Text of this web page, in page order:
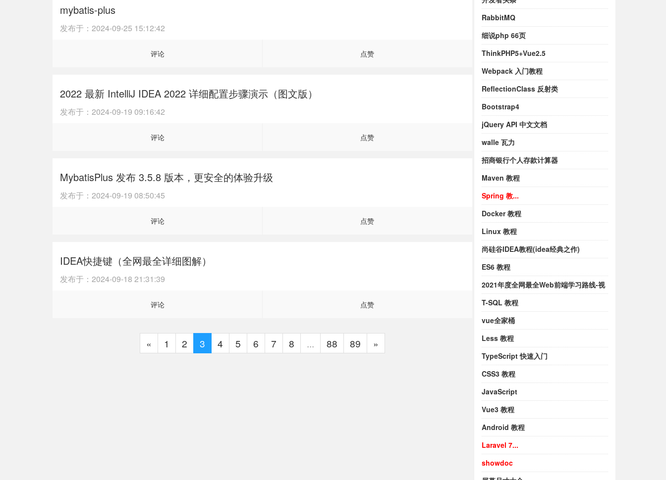
mybatis-plus
发布于：2024-09-25 15:12:42
评论 点赞
2022 最新 IntelliJ IDEA 2022 详细配置步骤演示（图文版）
发布于：2024-09-19 09:16:42
评论 点赞
MybatisPlus 发布 3.5.8 版本，更安全的体验升级
发布于：2024-09-19 08:50:45
评论 点赞
IDEA快捷键（全网最全详细图解）
发布于：2024-09-18 21:31:39
评论 点赞
« 1 2 3 4 5 6 7 8 ... 88 89 »
RabbitMQ
细说php 66页
ThinkPHP5+Vue2.5
Webpack 入门教程
ReflectionClass 反射类
Bootstrap4
jQuery API 中文文档
walle 瓦力
招商银行个人存款计算器
Maven 教程
Spring 教...
Docker 教程
Linux 教程
尚硅谷IDEA教程(idea经典之作)
ES6 教程
2021年度全网最全Web前端学习路线-视
频
T-SQL 教程
vue全家桶
Less 教程
TypeScript 快速入门
CSS3 教程
JavaScript
Vue3 教程
Android 教程
Laravel 7...
showdoc